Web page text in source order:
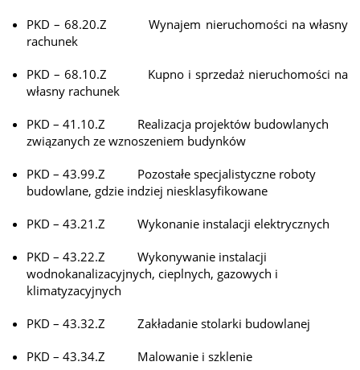
PKD – 68.20.Z Wynajem nieruchomości na własny
rachunek
PKD – 68.10.Z Kupno i sprzedaż nieruchomości na
własny rachunek
PKD – 41.10.Z Realizacja projektów budowlanych
związanych ze wznoszeniem budynków
PKD – 43.99.Z Pozostałe specjalistyczne roboty
budowlane, gdzie indziej niesklasyfikowane
PKD – 43.21.Z Wykonanie instalacji elektrycznych
PKD – 43.22.Z Wykonywanie instalacji
wodnokanalizacyjnych, cieplnych, gazowych i
klimatyzacyjnych
PKD – 43.32.Z Zakładanie stolarki budowlanej
PKD – 43.34.Z Malowanie i szklenie